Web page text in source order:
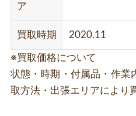
ア
買取時期 2020.11
※買取価格について
状態・時期・付属品・作業
取方法・出張エリアにより